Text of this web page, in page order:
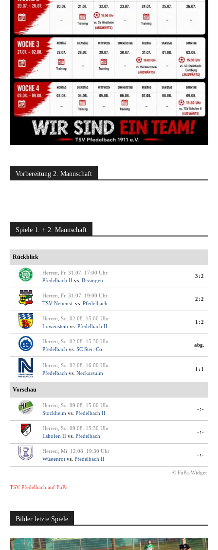
Vorbereitung 2. Mannschaft
Spiele 1. + 2. Mannschaft
Rückblick
Herren, Fr. 31.07. 17:00 Uhr
Pfedelbach II vs. Bissingen
3:2
Herren, Fr. 31.07. 19:00 Uhr
TSV Neuenst. vs. Pfedelbach
2:2
Herren, So. 02.08. 15:00 Uhr
Löwenstein vs. Pfedelbach II
1:2
Herren, So. 02.08. 15:30 Uhr
Pfedelbach vs. SC Stei.-Co.
abg.
Herren, So. 02.08. 16:00 Uhr
Pfedelbach vs. Neckarsulm
1:1
Vorschau
Herren, So. 09.08. 15:00 Uhr
Stockheim vs. Pfedelbach II
-:-
Herren, So. 09.08. 15:30 Uhr
Ilshofen II vs. Pfedelbach
-:-
Herren, Mi. 12.08. 19:30 Uhr
Wüstenrot vs. Pfedelbach II
-:-
© FuPa-Widget
TSV Pfedelbach auf FuPa
Bilder letzte Spiele